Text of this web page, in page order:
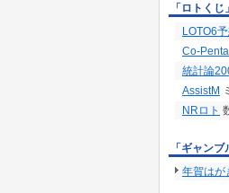
「ロトく
LOTO6
Co-
統計論
AssistM
NRロト
「ギャン
年賀はが